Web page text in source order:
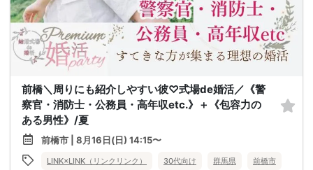
前橋＼周りにも紹介しやすい彼♡式場de婚活／《警
察官・消防士・公務員・高年収etc.》＋《包容力の
ある男性》/夏
前橋市 | 8月16日(日) 14:15〜
LINK×LINK（リンクリンク） 30代向け 群馬県 前橋市